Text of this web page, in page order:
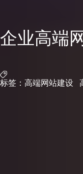
企业高端
标签： 高端网站建设